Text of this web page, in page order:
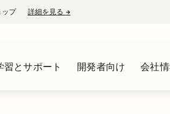
ップ 詳細を見る →新しいタブで開く
習とサポート 開発者向け 会社